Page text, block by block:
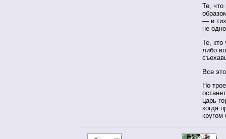
Те, что
— и
не
Те, кто
либо
Все
Но
царь
когда
кругом